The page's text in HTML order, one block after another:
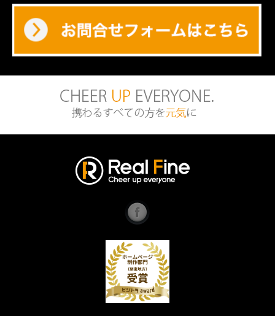
ズ | 渋谷区恵比寿にあるホーム
ページ制作会社 株式会社リアル
ファイン
ファイ
ン
Faceb
ook